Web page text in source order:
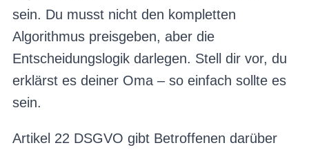
sein. Du musst nicht den kompletten
Algorithmus preisgeben, aber die
Entscheidungslogik darlegen. Stell dir vor, du
erklärst es deiner Oma – so einfach sollte es
sein.
Artikel 22 DSGVO gibt Betroffenen darüber